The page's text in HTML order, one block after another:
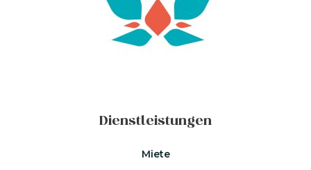
Dienstleistungen
Miete